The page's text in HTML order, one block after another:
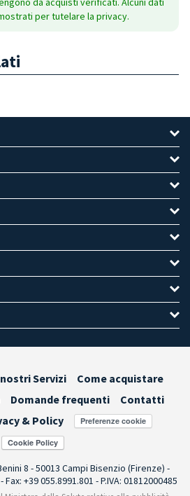
per tutelare la privacy.
Servizi
Come acquistare
Domande frequenti
Contatti
& Policy Preferenze cookie
8 - 50013 Campi Bisenzio (Firenze) -
Fax: +39 055.8991.801 - P.IVA: 01812000485